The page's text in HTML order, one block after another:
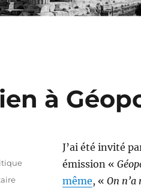
à
J’ai été invité
émission «
même, « On
sur